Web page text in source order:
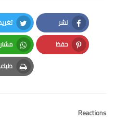
نشر
Facebook
حفظ
Pinterest
Print
Reactions